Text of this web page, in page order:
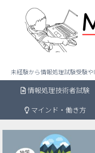
未経験から情報処理試験受験や
情報処理技術者試験
マインド・働き方